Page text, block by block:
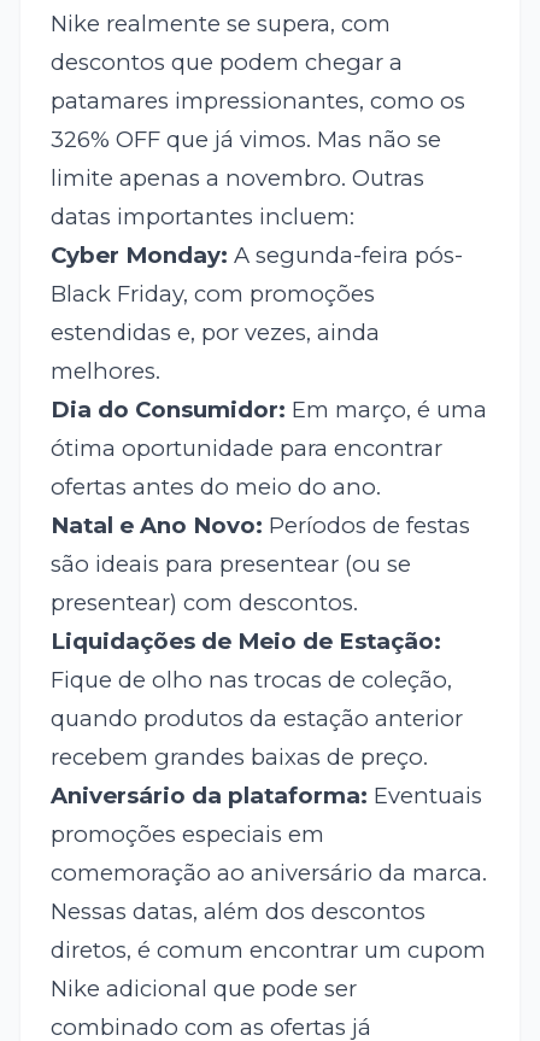
Nike realmente se supera, com
descontos que podem chegar a
patamares impressionantes, como os
326% OFF que já vimos. Mas não se
limite apenas a novembro. Outras
datas importantes incluem:
Cyber Monday: A segunda-feira pós-
Black Friday, com promoções
estendidas e, por vezes, ainda
melhores.
Dia do Consumidor: Em março, é uma
ótima oportunidade para encontrar
ofertas antes do meio do ano.
Natal e Ano Novo: Períodos de festas
são ideais para presentear (ou se
presentear) com descontos.
Liquidações de Meio de Estação:
Fique de olho nas trocas de coleção,
quando produtos da estação anterior
recebem grandes baixas de preço.
Aniversário da plataforma: Eventuais
promoções especiais em
comemoração ao aniversário da marca.
Nessas datas, além dos descontos
diretos, é comum encontrar um cupom
Nike adicional que pode ser
combinado com as ofertas já